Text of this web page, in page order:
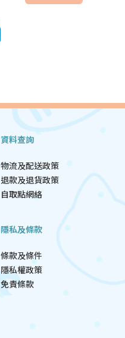
資料查詢
物流及配送政策
退款及退貨政策
自取點網絡
隱私及條款
條款及條件
隱私權政策
免責條款